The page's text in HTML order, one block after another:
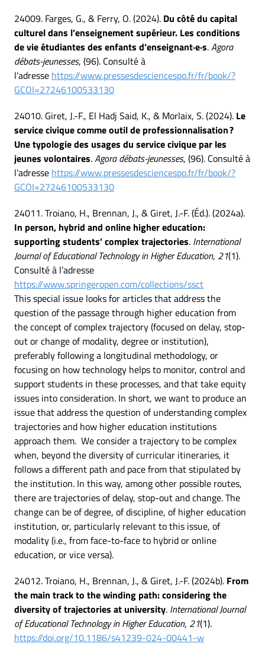
24009. Farges, G., & Ferry, O. (2024). Du côté du capital
culturel dans l’enseignement supérieur. Les conditions
de vie étudiantes des enfants d’enseignant·e·s.Agora
débats-jeunesses, (96). Consulté à
l’adresse https://www.pressesdesciencespo.fr/fr/book/?
GCOI=27246100533130
24010. Giret, J.-F., El Hadj Said, K., & Morlaix, S. (2024). Le
service civique comme outil de professionnalisation ?
Une typologie des usages du service civique par les
jeunes volontaires.Agora débats-jeunesses, (96). Consulté à
l’adresse https://www.pressesdesciencespo.fr/fr/book/?
GCOI=27246100533130
24011. Troiano, H., Brennan, J., & Giret, J.-F. (Éd.). (2024a).
In person, hybrid and online higher education:
supporting students’ complex trajectories. International
Journal of Educational Technology in Higher Education, 21(1).
Consulté à l’adresse
https://www.springeropen.com/collections/ssct
This special issue looks for articles that address the
question of the passage through higher education from
the concept of complex trajectory (focused on delay, stop-
out or change of modality, degree or institution),
preferably following a longitudinal methodology, or
focusing on how technology helps to monitor, control and
support students in these processes, and that take equity
issues into consideration. In short, we want to produce an
issue that address the question of understanding complex
trajectories and how higher education institutions
approach them. We consider a trajectory to be complex
when, beyond the diversity of curricular itineraries, it
follows a different path and pace from that stipulated by
the institution. In this way, among other possible routes,
there are trajectories of delay, stop-out and change. The
change can be of degree, of discipline, of higher education
institution, or, particularly relevant to this issue, of
modality (i.e., from face-to-face to hybrid or online
education, or vice versa).
24012. Troiano, H., Brennan, J., & Giret, J.-F. (2024b). From
the main track to the winding path: considering the
diversity of trajectories at university. International Journal
of Educational Technology in Higher Education, 21(1).
https://doi.org/10.1186/s41239-024-00441-w